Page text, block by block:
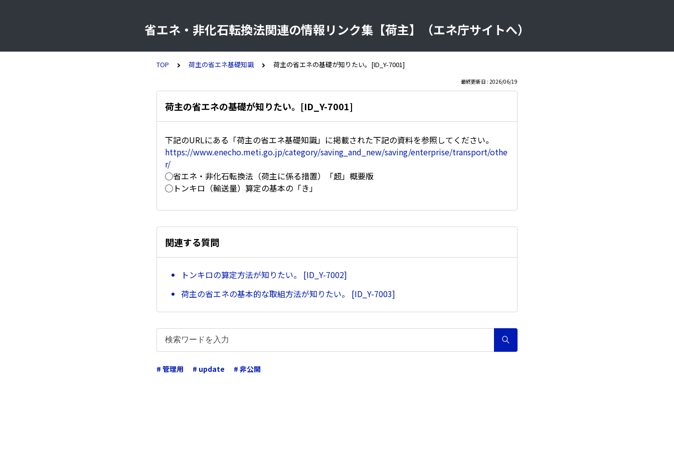
省エネ・非化石転換法関連の情報リンク集【荷主】（エネ庁サイトへ）
TOP 荷主の省エネ基礎知識 荷主の省エネの基礎が知りたい。[ID_Y-7001]
最終更新日 : 2026/06/19
荷主の省エネの基礎が知りたい。[ID_Y-7001]
下記のURLにある「荷主の省エネ基礎知識」に掲載された下記の資料を参照してください。
https://www.enecho.meti.go.jp/category/saving_and_new/saving/enterprise/transport/othe
r/
◯省エネ・非化石転換法（荷主に係る措置）「超」概要版
◯トンキロ（輸送量）算定の基本の「き」
関連する質問
トンキロの算定方法が知りたい。 [ID_Y-7002]
荷主の省エネの基本的な取組方法が知りたい。 [ID_Y-7003]
# 管理用 # update # 非公開